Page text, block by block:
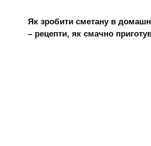
Як зробити сметану в
– рецепти, як смачно